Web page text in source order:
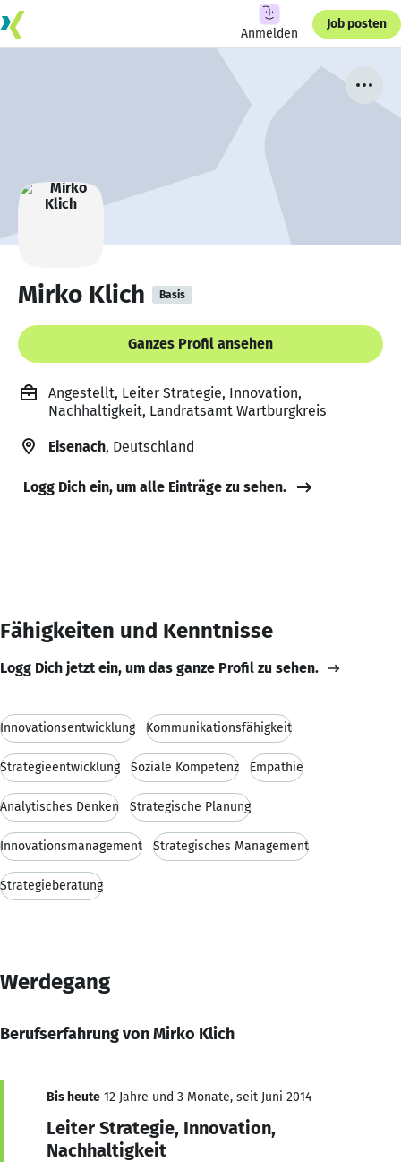
Anmelden
Job posten
Mirko Klich Basis
Ganzes Profil ansehen
Angestellt, Leiter Strategie, Innovation,
Nachhaltigkeit, Landratsamt Wartburgkreis
Eisenach, Deutschland
Logg Dich ein, um alle Einträge zu sehen.
Fähigkeiten und Kenntnisse
Logg Dich jetzt ein, um das ganze Profil zu sehen.
Innovationsentwicklung Kommunikationsfähigkeit
Strategieentwicklung Soziale Kompetenz Empathie
Analytisches Denken Strategische Planung
Innovationsmanagement Strategisches Management
Strategieberatung
Werdegang
Berufserfahrung von Mirko Klich
Bis heute 12 Jahre und 3 Monate, seit Juni 2014
Leiter Strategie, Innovation,
Nachhaltigkeit